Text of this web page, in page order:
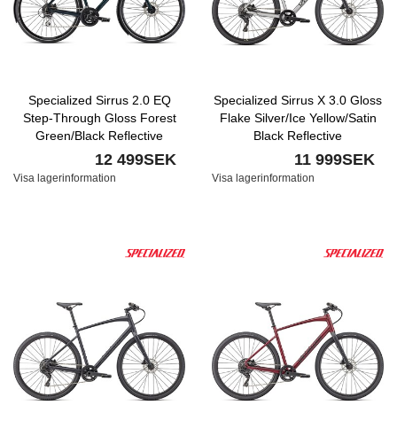
Specialized Sirrus 2.0 EQ
Step-Through Gloss Forest
Green/Black Reflective
12 499SEK
Visa lagerinformation
Specialized Sirrus X 3.0 Gloss
Flake Silver/Ice Yellow/Satin
Black Reflective
11 999SEK
Visa lagerinformation